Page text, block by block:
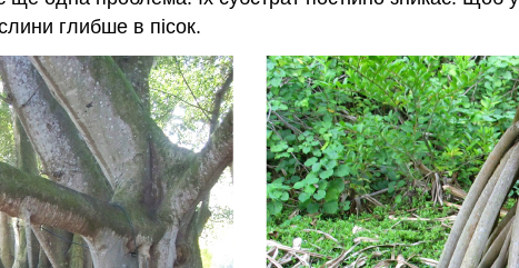
глибше в пісок.